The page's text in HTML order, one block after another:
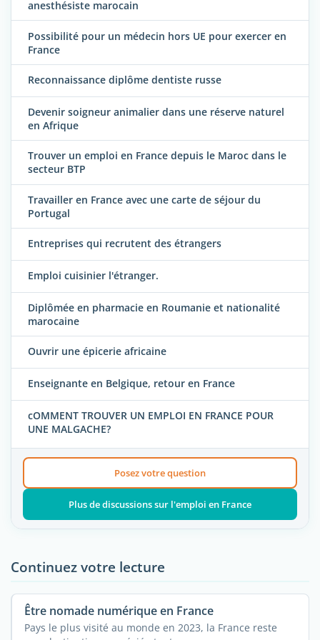
anesthésiste marocain
Possibilité pour un médecin hors UE pour exercer en
France
Reconnaissance diplôme dentiste russe
Devenir soigneur animalier dans une réserve naturel
en Afrique
Trouver un emploi en France depuis le Maroc dans le
secteur BTP
Travailler en France avec une carte de séjour du
Portugal
Entreprises qui recrutent des étrangers
Emploi cuisinier l'étranger.
Diplômée en pharmacie en Roumanie et nationalité
marocaine
Ouvrir une épicerie africaine
Enseignante en Belgique, retour en France
cOMMENT TROUVER UN EMPLOI EN FRANCE POUR
UNE MALGACHE?
Posez votre question
Plus de discussions sur l'emploi en France
Continuez votre lecture
Être nomade numérique en France
Pays le plus visité au monde en 2023, la France reste